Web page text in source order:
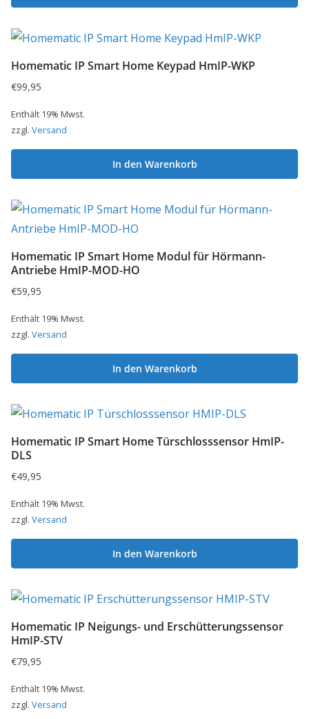
Homematic IP Smart Home Keypad HmIP-WKP
€99,95
Enthält 19% Mwst.
zzgl. Versand
In den Warenkorb
Homematic IP Smart Home Modul für Hörmann-
Antriebe HmIP-MOD-HO
€59,95
Enthält 19% Mwst.
zzgl. Versand
In den Warenkorb
Homematic IP Smart Home Türschlosssensor HmIP-
DLS
€49,95
Enthält 19% Mwst.
zzgl. Versand
In den Warenkorb
Homematic IP Neigungs- und Erschütterungssensor
HmIP-STV
€79,95
Enthält 19% Mwst.
zzgl. Versand